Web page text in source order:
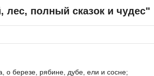
лес, полный сказок и чудес"
о березе, рябине, дубе, ели и сосне;